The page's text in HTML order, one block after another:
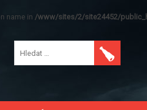
name in /www/sites/2/site24452/